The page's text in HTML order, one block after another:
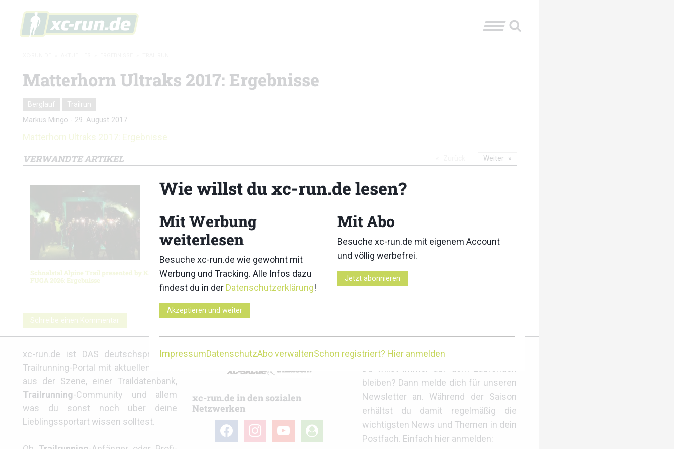
Matterhorn Ultraks 2017: Ergebnisse
Berglauf
Trailrun
Markus Mingo - 29. August 2017
Matterhorn Ultraks 2017: Ergebnisse
VERWANDTE ARTIKEL
Schnalstal Alpine Trail presented by KAILAS
FUGA 2026: Ergebnisse
Salomon Pitz Alpine Glacier Trail 2026:
Ergebnisse
3KINGS3HILLS 2026: Ergebnisse
Weiter
Schreibe einen Kommentar
xc-run.de ist DAS deutschsprachige
Trailrunning-Portal mit aktuellen News
aus der Szene, einer Traildatenbank,
Trailrunning-Community und allem
was du sonst noch über deine
Lieblingssportart wissen solltest.
Partner
xc-run.de in den sozialen
Netzwerken
facebookinstagramyoutube
user-
circle
xc-run.de Newsletter Anmeldung
Du willst immer auf dem Laufenden
bleiben? Dann melde dich für unseren
Newsletter an. Während der Saison
erhältst du damit regelmäßig die
wichtigsten News und Themen in dein
Postfach. Einfach hier anmelden:
Wie willst du xc-run.de lesen?
Mit Werbung
weiterlesen
Besuche xc-run.de wie gewohnt mit
Werbung und Tracking. Alle Infos dazu
findest du in der Datenschutzerklärung!
Akzeptieren und weiter
Mit Abo
Besuche xc-run.de mit eigenem Account
und völlig werbefrei.
Jetzt abonnieren
ImpressumDatenschutzAbo verwaltenSchon registriert? Hier anmelden